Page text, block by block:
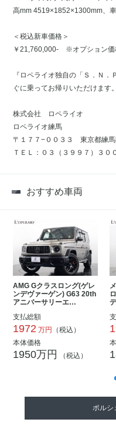
高mm 4519×1852×1300mm、
＜税込新車価格＞
￥21,760,000- ※オプション価
『ロペライオ独自の「Ｓ．Ｎ
ぐに乗ってお帰りいただけます
株式会社 ロペライオ
ロペライオ練馬
〒１７７−００３３ 東京都練馬
ＴＥＬ：０３（３９９７）３０
おすすめ車両
AMG Gクラスロング(ゲレ
ンデヴァーゲン) G63 20th
アニバーサリーエ…
支払総額
1972 万円
（税込）
本体価格
1950万円 （税込）
ポルシ